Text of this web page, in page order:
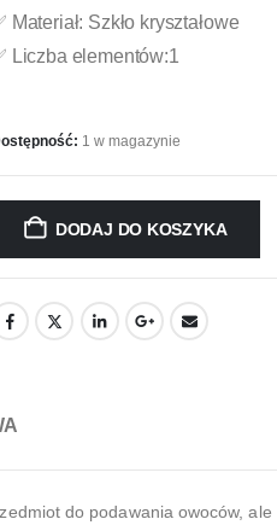
Materiał: Szkło kryształowe
Liczba elementów:1
1 w magazynie
DODAJ DO KOSZYKA
do podawania owoców,